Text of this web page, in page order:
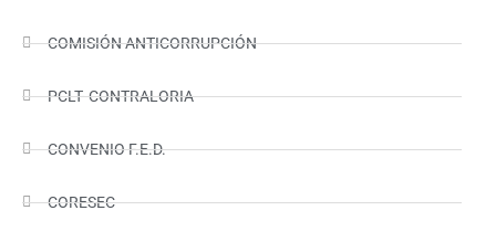
COMISIÓN ANTICORRUPCIÓN
PCLT- CONTRALORIA
CONVENIO F.E.D.
CORESEC